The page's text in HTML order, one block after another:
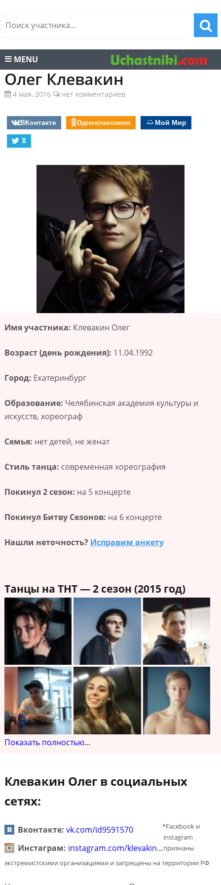
MENU
Олег Клевакин
4 мая, 2016 нет комментариев
ВКонтакте Одноклассники
Мой Мир
X
Имя участника: Клевакин Олег
Возраст (день рождения): 11.04.1992
Город: Екатеринбург
Образование: Челябинская академия культуры и
искусств, хореограф
Семья: нет детей, не женат
Стиль танца: современная хореография
Покинул 2 сезон: на 5 концерте
Покинул Битву Сезонов: на 6 концерте
Нашли неточность? Исправим анкету
Танцы на ТНТ — 2 сезон (2015 год)
Показать полностью...
Клевакин Олег в социальных
сетях:
Вконтакте: vk.com/id9591570
Инстаграм: instagram.com/klevakin…
*Facebook и
instagram
признаны
экстремистскими организациями и запрещены на территории РФ